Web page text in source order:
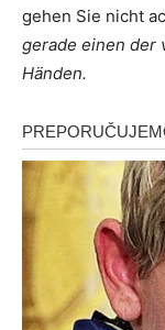
gehen Sie nicht
gerade einen der
Händen.